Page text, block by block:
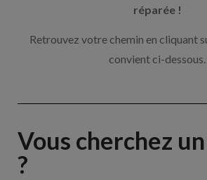
réparée !
Retrouvez votre chemin en cliquant
convient ci-dessous.
Vous cherchez
?